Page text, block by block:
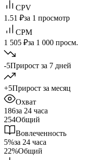
CPV
1.51 ₽за 1 просмотр
CPM
1 505 ₽за 1 000 просм.
-5Прирост за 7 дней
+5Прирост за месяц
Охват
186за 24 часа
254Общий
Вовлеченность
5%за 24 часа
22%Общий